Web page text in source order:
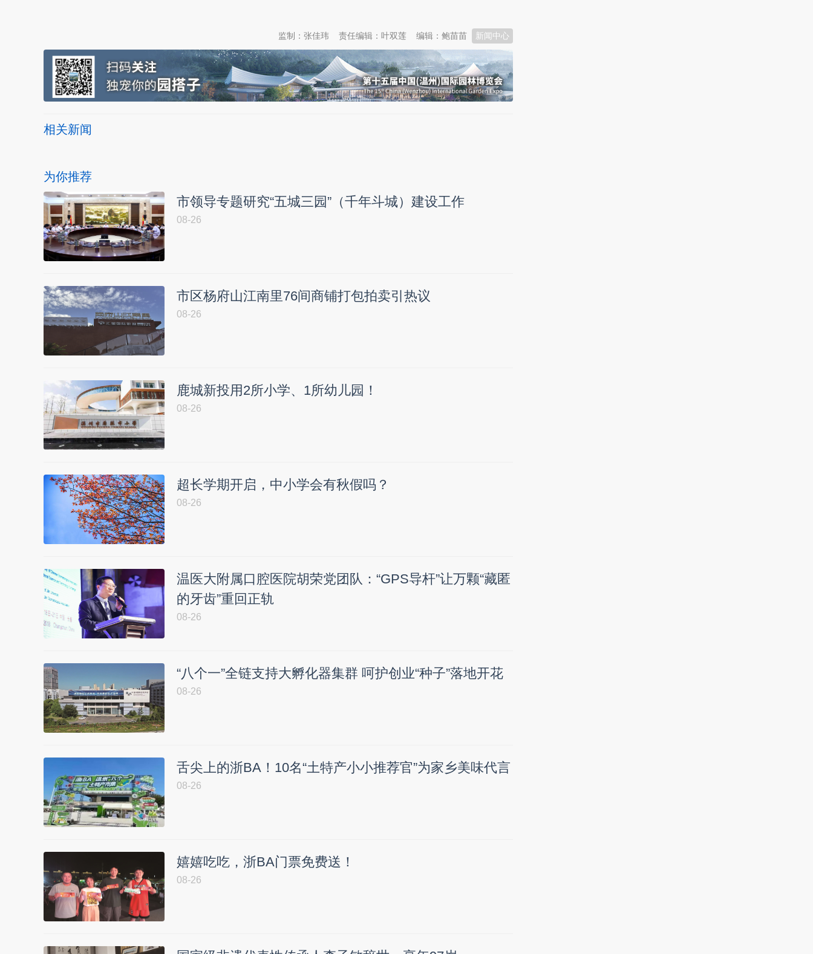
新闻中心
编辑：鲍苗苗
责任编辑：叶双莲
监制：张佳玮
相关新闻
为你推荐
市领导专题研究“五城三园”（千年斗城）建设工作
08-26
市区杨府山江南里76间商铺打包拍卖引热议
08-26
鹿城新投用2所小学、1所幼儿园！
08-26
超长学期开启，中小学会有秋假吗？
08-26
温医大附属口腔医院胡荣党团队：“GPS导杆”让万颗“藏匿
的牙齿”重回正轨
08-26
“八个一”全链支持大孵化器集群 呵护创业“种子”落地开花
08-26
舌尖上的浙BA！10名“土特产小小推荐官”为家乡美味代言
08-26
嬉嬉吃吃，浙BA门票免费送！
08-26